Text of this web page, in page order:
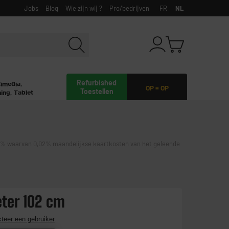
Jobs Blog Wie zijn wij ? Pro/bedrijven FR NL
OP = OP
Refurbished
Toestellen
Tablet
waarvan 0,02% maandelijkse kaartkosten van het geleende
102 cm
een gebruiker